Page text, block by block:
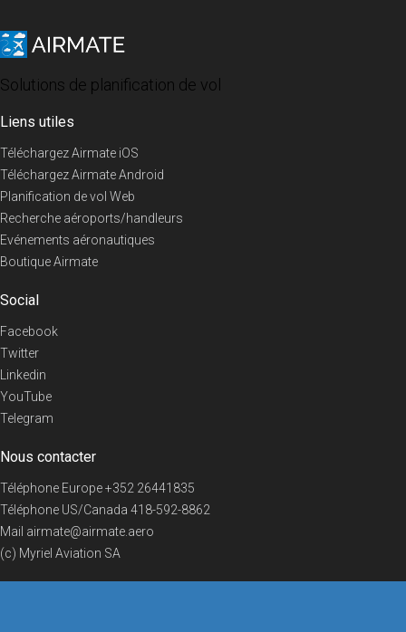
Solutions de planification de vol
Liens utiles
Téléchargez Airmate iOS
Téléchargez Airmate Android
Planification de vol Web
Recherche aéroports/handleurs
Evénements aéronautiques
Boutique Airmate
Social
Facebook
Twitter
Linkedin
YouTube
Telegram
Nous contacter
Téléphone Europe+352 26441835
Téléphone US/Canada 418-592-8862
Mail airmate@airmate.aero
(c) Myriel Aviation SA